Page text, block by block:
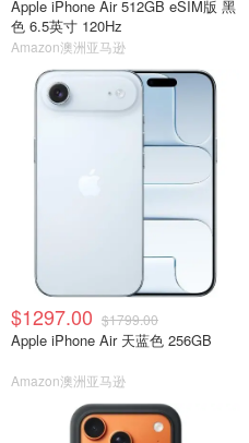
Apple iPhone Air 512GB eSIM版 黑
色 6.5英寸 120Hz
Amazon澳洲亚马逊
$1297.00 $1799.00
Apple iPhone Air 天蓝色 256GB
Amazon澳洲亚马逊